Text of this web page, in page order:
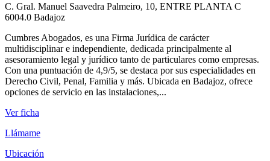
C. Gral. Manuel Saavedra Palmeiro, 10, ENTRE PLANTA C
6004.0 Badajoz
Cumbres Abogados, es una Firma Jurídica de carácter
multidisciplinar e independiente, dedicada principalmente al
asesoramiento legal y jurídico tanto de particulares como empresas.
Con una puntuación de 4,9/5, se destaca por sus especialidades en
Derecho Civil, Penal, Familia y más. Ubicada en Badajoz, ofrece
opciones de servicio en las instalaciones,...
Ver ficha
Llámame
Ubicación